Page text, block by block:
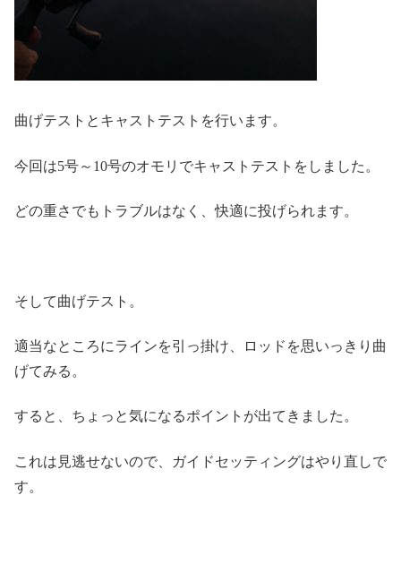
曲げテストとキャストテストを行います。
今回は5号～10号のオモリでキャストテストをしました。
どの重さでもトラブルはなく、快適に投げられます。
そして曲げテスト。
適当なところにラインを引っ掛け、ロッドを思いっきり曲
げてみる。
すると、ちょっと気になるポイントが出てきました。
これは見逃せないので、ガイドセッティングはやり直しで
す。